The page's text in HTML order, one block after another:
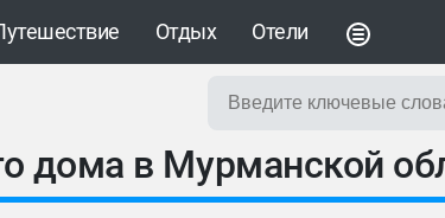
Отдых Отели
дома в Мурманской